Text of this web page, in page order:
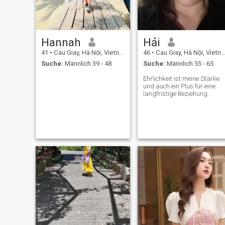
Hannah
41 • Cau Giay, Hà Nội, Vietnam
Suche: Männlich 39 - 48
Hải
46 • Cau Giay, Hà Nội, Vietnam
Suche: Männlich 55 - 65
Ehrlichkeit ist meine Stärke
und auch ein Plus für eine
langfristige Beziehung.